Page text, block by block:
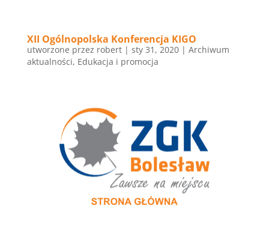
XII Ogólnopolska Konferencja KIGO
utworzone przez robert| sty 31, 2020| Archiwum
aktualności, Edukacja i promocja